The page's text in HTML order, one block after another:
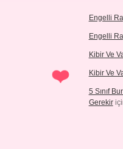
Engelli
Engelli
Kibir Ve
Kibir Ve
5 Sınıf
Gerekir